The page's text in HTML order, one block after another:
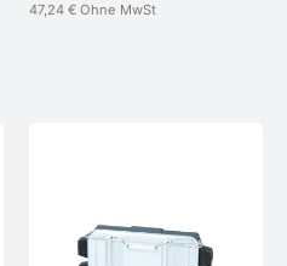
47,24 €Ohne MwSt